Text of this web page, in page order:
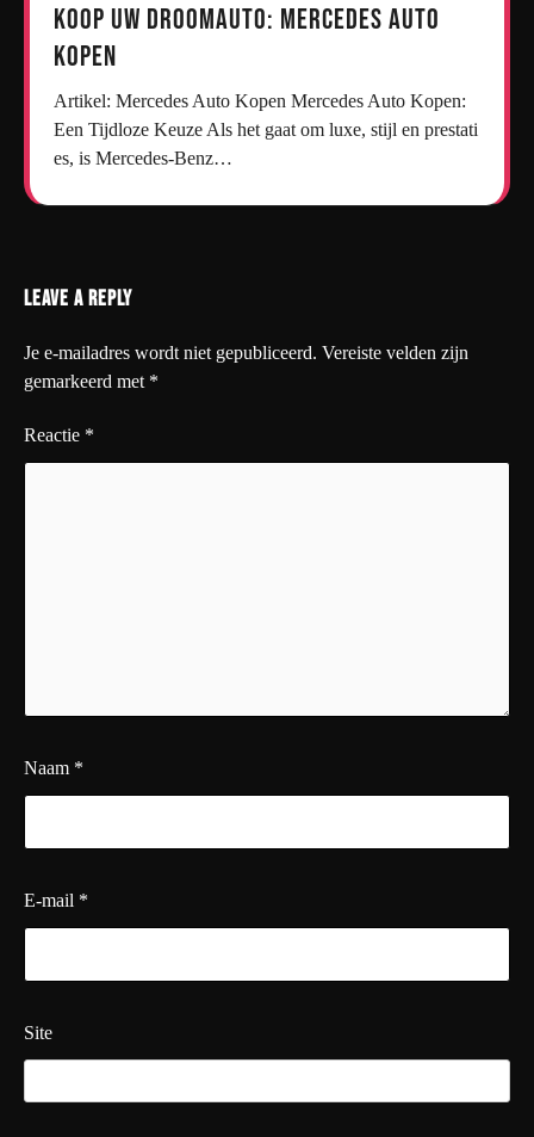
Koop uw droomauto: Mercedes auto
kopen
Artikel: Mercedes Auto Kopen Mercedes Auto Kopen:
Een Tijdloze Keuze Als het gaat om luxe, stijl en prestati
es, is Mercedes-Benz…
Leave a Reply
Je e-mailadres wordt niet gepubliceerd. Vereiste velden zijn
gemarkeerd met *
Reactie *
Naam *
E-mail *
Site